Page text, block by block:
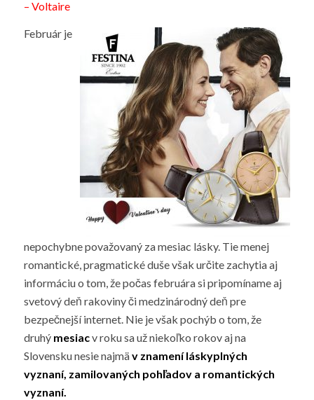
– Voltaire
Február je
nepochybne považovaný za mesiac lásky. Tie menej
romantické, pragmatické duše však určite zachytia aj
informáciu o tom, že počas februára si pripomíname aj
svetový deň rakoviny či medzinárodný deň pre
bezpečnejší internet. Nie je však pochýb o tom, že
druhý mesiacv roku sa už niekoľko rokov aj na
Slovensku nesie najmäv znamení láskyplných
vyznaní, zamilovaných pohľadov a romantických
vyznaní.